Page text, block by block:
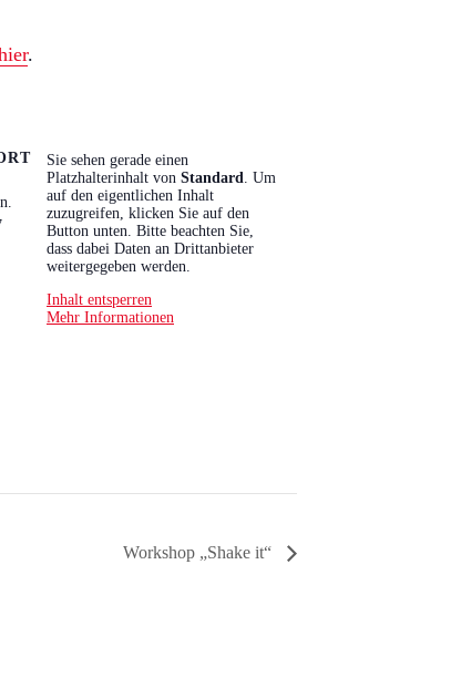
.
Sie sehen gerade einen
Platzhalterinhalt von Standard. Um
auf den eigentlichen Inhalt
zuzugreifen, klicken Sie auf den
Button unten. Bitte beachten Sie,
dass dabei Daten an Drittanbieter
weitergegeben werden.
Inhalt entsperren
Mehr Informationen
Workshop „Shake it“